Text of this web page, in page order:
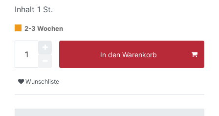
Inhalt 1 St.
2-3 Wochen
In den Warenkorb
Wunschliste